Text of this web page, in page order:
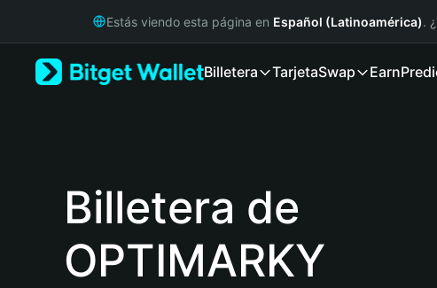
Русский
Português (Portugal)
Bahasa Indonesia
Estás viendo esta página en Español (Latinoamérica).
Billetera TarjetaSwap Earn
Billetera de
OPTIMARKY